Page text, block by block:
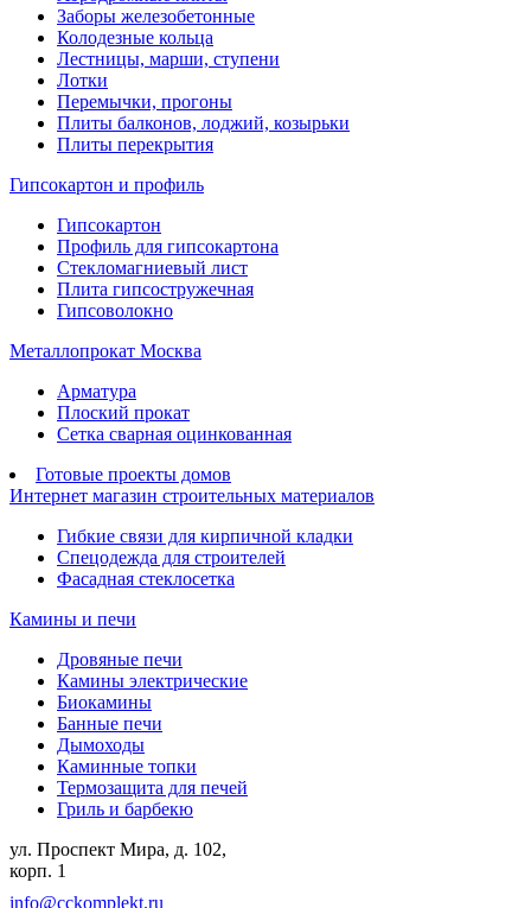
Заборы железобетонные
Колодезные кольца
Лестницы, марши, ступени
Лотки
Перемычки, прогоны
Плиты балконов, лоджий, козырьки
Плиты перекрытия
Гипсокартон и профиль
Гипсокартон
Профиль для гипсокартона
Стекломагниевый лист
Плита гипсостружечная
Гипсоволокно
Металлопрокат Москва
Арматура
Плоский прокат
Сетка сварная оцинкованная
Готовые проекты домов
Интернет магазин строительных материалов
Гибкие связи для кирпичной кладки
Спецодежда для строителей
Фасадная стеклосетка
Камины и печи
Дровяные печи
Камины электрические
Биокамины
Банные печи
Дымоходы
Каминные топки
Термозащита для печей
Гриль и барбекю
ул. Проспект Мира, д. 102,
корп. 1
info@cckomplekt.ru